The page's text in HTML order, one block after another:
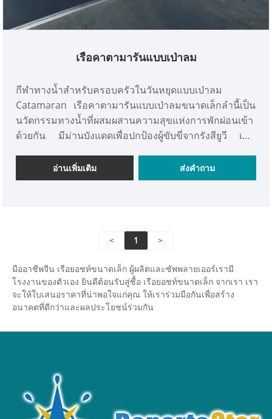
เรือคาตามารันแบบเป่าลม
กีฬาทางน้ำสำหรับครอบครัวในวันหยุดแบบเป่าลม
Catamaran เรือคาตามารันแบบเป่าลมขนาดเล็กลำนี้เป็น
นวัตกรรมทางน้ำที่ผสมผสานความสุขแห่งการพักผ่อนเข้า
ด้วยกัน มีม่านบังแดดเพื่อปกป้องผู้ขับขี่จากรังสียูวี เพิ่ม
อ่านเพิ่มเติม ส่งคำถาม
< 1 >
มืออาชีพจีน เรือยอชท์ขนาดเล็ก ผู้ผลิตและซัพพลายเออร์เรามี
โรงงานของตัวเอง ยินดีต้อนรับสู่ซื้อ เรือยอชท์ขนาดเล็ก จากเรา เรา
จะให้ใบเสนอราคาที่น่าพอใจแก่คุณ ให้เราร่วมมือกันเพื่อสร้าง
อนาคตที่ดีกว่าและผลประโยชน์ร่วมกัน